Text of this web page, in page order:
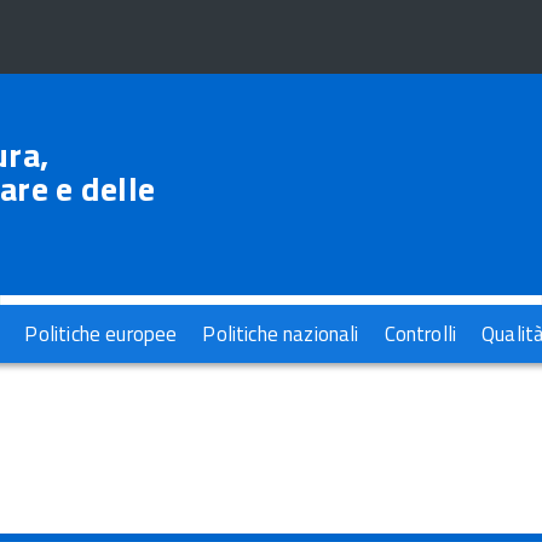
e delle
Politiche europee Politiche nazionali Controlli